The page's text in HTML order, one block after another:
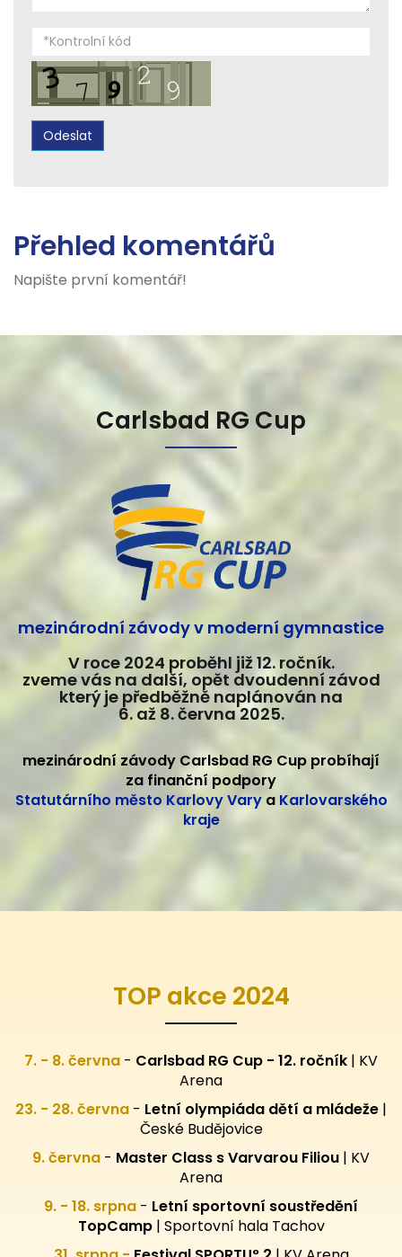
Přehled komentářů
Napište první komentář!
Carlsbad RG Cup
mezinárodní závody v moderní gymnastice
V roce 2024 proběhl již 12. ročník.
zveme vás na další, opět dvoudenní závod
který je předběžně naplánován na
6. až 8. června 2025.
mezinárodní závody Carlsbad RG Cup probíhají
za finanční podpory
Statutárního město Karlovy Varya Karlovarského
kraje
TOP akce 2024
7. - 8. června - Carlsbad RG Cup - 12. ročník | KV
Arena
23. - 28. června - Letní olympiáda dětí a mládeže |
České Budějovice
9. června - Master Class s Varvarou Filiou | KV
Arena
9. - 18. srpna - Letní sportovní soustředění
TopCamp| Sportovní hala Tachov